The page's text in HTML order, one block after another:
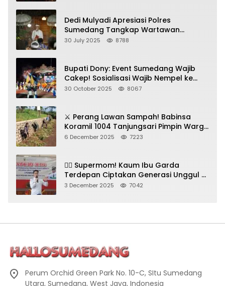
Dedi Mulyadi Apresiasi Polres
Sumedang Tangkap Wartawan
Gadungan Pemeras Kades
30 July 2025 8788
Bupati Dony: Event Sumedang Wajib
Cakep! Sosialisasi Wajib Nempel ke
Seni Budaya!
30 October 2025 8067
⚔️ Perang Lawan Sampah! Babinsa
Koramil 1004 Tanjungsari Pimpin Warga
Bersihkan Gorong-Gorong & Plastik
6 December 2025 7223
🦸‍♀️ Supermom! Kaum Ibu Garda
Terdepan Ciptakan Generasi Unggul di
Sumedang
3 December 2025 7042
Perum Orchid Green Park No. 10-C, SItu Sumedang
Utara, Sumedang, West Java, Indonesia